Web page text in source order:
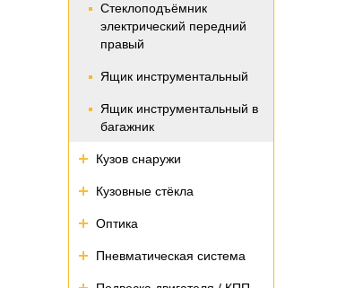
Стеклоподъёмник
электрический передний
правый
Ящик инструментальный
Ящик инструментальный в
багажник
Кузов снаружи
Кузовные стёкла
Оптика
Пневматическая система